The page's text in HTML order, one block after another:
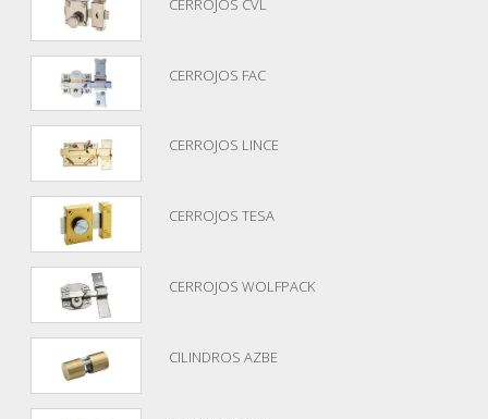
CERROJOS CVL
CERROJOS FAC
CERROJOS LINCE
CERROJOS TESA
CERROJOS WOLFPACK
CILINDROS AZBE